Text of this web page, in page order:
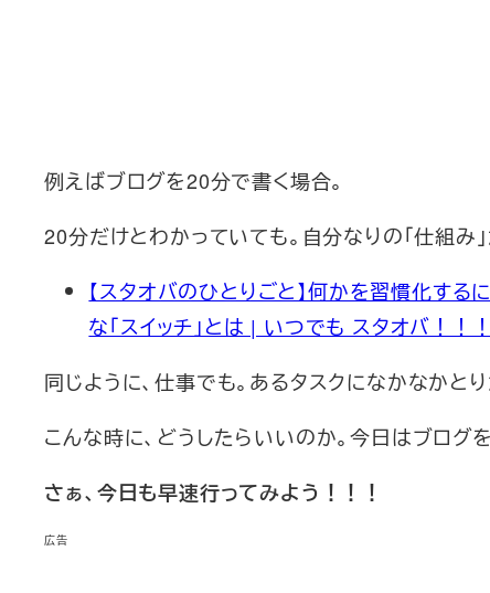
例えばブログを20分で書く場合。
20分だけとわかっていても。自分なりの「仕組
【スタオバのひとりごと】何かを習慣化する
な「スイッチ」とは | いつでも スタオバ！！！
同じように、仕事でも。あるタスクになかなかと
こんな時に、どうしたらいいのか。今日はブログ
さぁ、今日も早速行ってみよう！！！
広告